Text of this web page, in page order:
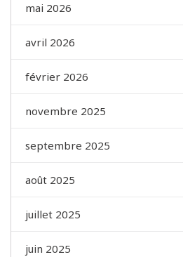
mai 2026
avril 2026
février 2026
novembre 2025
septembre 2025
août 2025
juillet 2025
juin 2025